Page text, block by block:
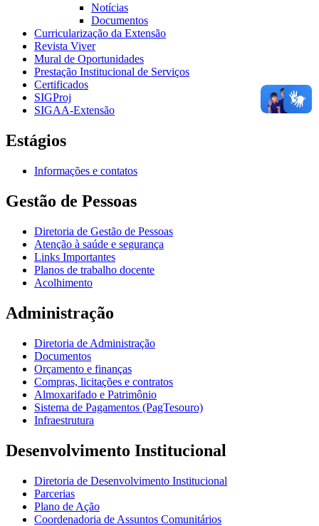
Notícias
Documentos
Curricularização da Extensão
Revista Viver
Mural de Oportunidades
Prestação Institucional de Serviços
Certificados
SIGProj
SIGAA-Extensão
Estágios
Informações e contatos
Gestão de Pessoas
Diretoria de Gestão de Pessoas
Atenção à saúde e segurança
Links Importantes
Planos de trabalho docente
Acolhimento
Administração
Diretoria de Administração
Documentos
Orçamento e finanças
Compras, licitações e contratos
Almoxarifado e Patrimônio
Sistema de Pagamentos (PagTesouro)
Infraestrutura
Desenvolvimento Institucional
Diretoria de Desenvolvimento Institucional
Parcerias
Plano de Ação
Coordenadoria de Assuntos Comunitários